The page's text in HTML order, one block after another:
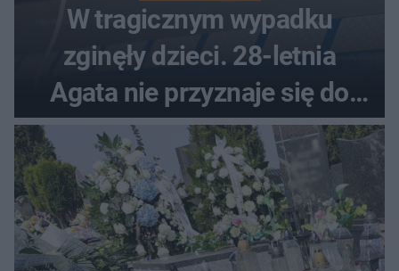
W tragicznym wypadku
zginęły dzieci. 28-letnia
Agata nie przyznaje się do
winy